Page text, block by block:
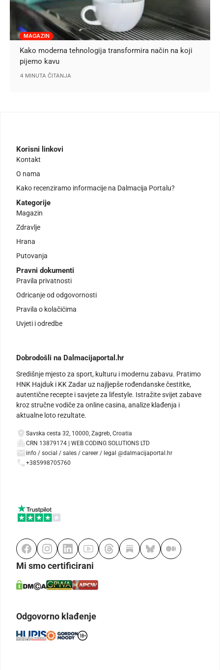
MAGAZIN
Kako moderna tehnologija transformira način na koji
pijemo kavu
4 MINUTA ČITANJA
Korisni linkovi
Kontakt
O nama
Kako recenziramo informacije na Dalmacija Portalu?
Kategorije
Magazin
Zdravlje
Hrana
Putovanja
Pravni dokumenti
Pravila privatnosti
Odricanje od odgovornosti
Pravila o kolačićima
Uvjeti i odredbe
Dobrodošli na Dalmacijaportal.hr
Središnje mjesto za sport, kulturu i modernu zabavu. Pratimo
HNK Hajduk i KK Zadar uz najljepše rođendanske čestitke,
autentične recepte i savjete za lifestyle. Istražite svijet zabave
kroz stručne vodiče za online casina, analize klađenja i
aktualne loto rezultate.
Savska cesta 32, 10000, Zagreb, Croatia
CRN 13879174 | WEB CODING SOLUTIONS LTD
info / social / sales / career / legal @dalmacijaportal.hr
+385998705760
Mi smo certificirani
Odgovorno klađenje